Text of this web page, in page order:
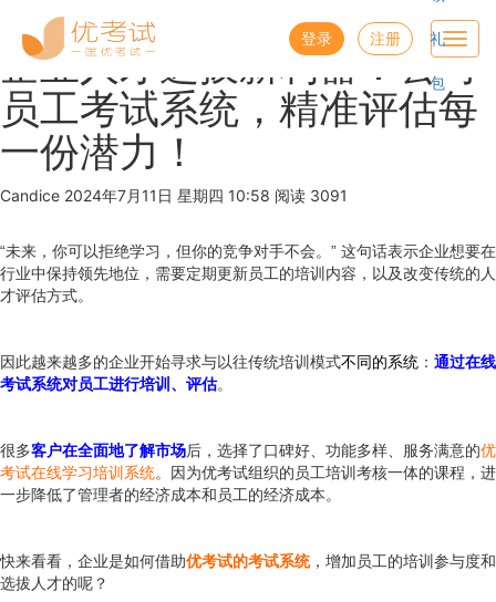
登录 注册 礼
包
企业人才选拔新利器：公司
员工考试系统，精准评估每
一份潜力！
Candice 2024年7月11日 星期四 10:58 阅读 3091
“未来，你可以拒绝学习，但你的竞争对手不会。” 这句话表示企业想要在
行业中保持领先地位，需要定期更新员工的培训内容，以及改变传统的人
才评估方式。
因此越来越多的企业开始寻求与以往传统培训模式不同的系统 ： 通过在线
考试系统对员工进行培训、评估。
很多客户在全面地了解市场后，选择了口碑好、功能多样、服务满意的优
考试在线学习培训系统。因为优考试组织的员工培训考核一体的课程，进
一步降低了管理者的经济成本和员工的经济成本。
快来看看，企业是如何借助优考试的考试系统，增加员工的培训参与度和
选拔人才的呢？